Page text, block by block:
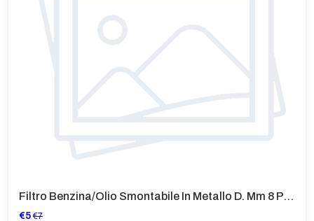
Filtro Benzina/Olio Smontabile In Metallo D. Mm 8 Per BMW Tutti I Modelli
€5 €7